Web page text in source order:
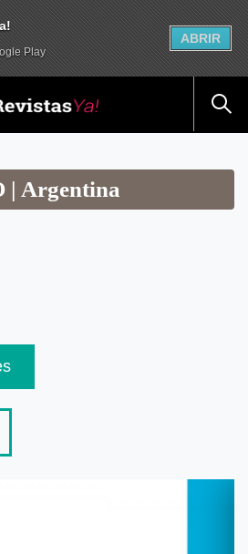
| Argentina
Play
ABRIR